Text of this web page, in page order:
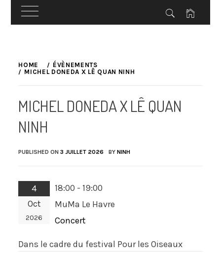
to
content
HOME
ÉVÈNEMENTS
MICHEL DONEDA X LÊ QUAN NINH
MICHEL DONEDA X LÊ QUAN
NINH
PUBLISHED ON3 JUILLET 2026 BYNINH
4
Oct
2026
18:00 - 19:00
MuMa Le Havre
Concert
Dans le cadre du festival Pour les Oiseaux